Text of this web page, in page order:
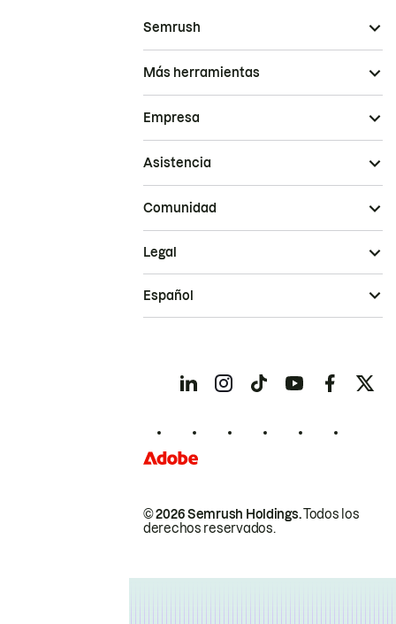
Semrush
Más herramientas
Empresa
Asistencia
Comunidad
© 2026 Semrush Holdings.Todos los
derechos reservados.
Legal
Español